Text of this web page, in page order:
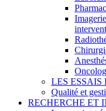
LES ESSAIS
Qualité et
RECHERCHE ET